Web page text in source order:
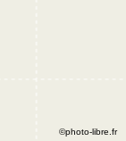
©photo-libre.fr